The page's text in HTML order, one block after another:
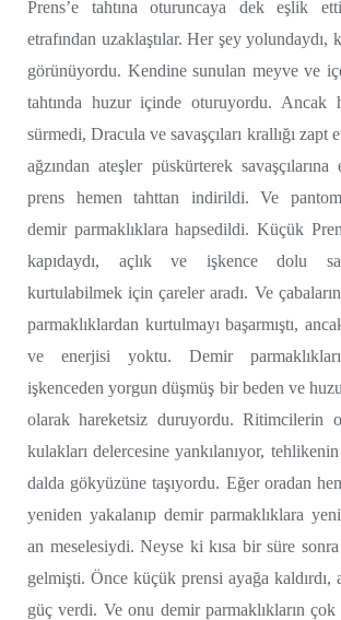
Prens’e tahtına oturuncaya dek eşlik
etrafından uzaklaştılar. Her şey yolundaydı,
görünüyordu. Kendine sunulan meyve ve
tahtında huzur içinde oturuyordu. Ancak
sürmedi, Dracula ve savaşçıları krallığı zapt
ağzından ateşler püskürterek
prens hemen tahttan indirildi. Ve
demir parmaklıklara hapsedildi. Küçük
kapıdaydı, açlık ve işkence dolu
kurtulabilmek için çareler aradı. Ve
parmaklıklardan kurtulmayı başarmıştı,
ve enerjisi yoktu. Demir
işkenceden yorgun düşmüş bir beden ve
olarak hareketsiz duruyordu. Ritimcilerin
kulakları delercesine yankılanıyor,
dalda gökyüzüne taşıyordu. Eğer oradan
yeniden yakalanıp demir parmaklıklara
an meselesiydi. Neyse ki kısa bir süre
gelmişti. Önce küçük prensi ayağa kaldırdı,
güç verdi. Ve onu demir parmaklıkların çok